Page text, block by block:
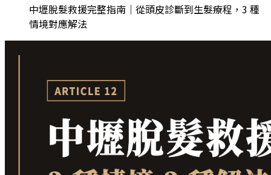
中壢脫髮救援完整指南｜從頭皮診斷到生髮療程，3 種
情境對應解法